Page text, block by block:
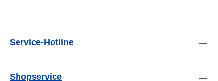
Service-Hotline
Shopservice